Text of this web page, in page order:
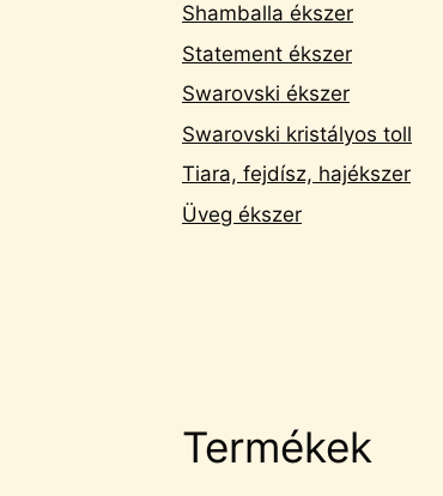
Shamballa ékszer
Statement ékszer
Swarovski ékszer
Swarovski kristályos toll
Tiara, fejdísz, hajékszer
Üveg ékszer
Termékek